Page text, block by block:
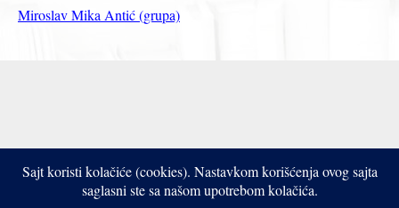
Miroslav Mika Antić (grupa)
Copyright © 2017- 2026 Bistrooki
Sajt koristi kolačiće (cookies). Nastavkom korišćenja ovog sajta
saglasni ste sa našom upotrebom kolačića.